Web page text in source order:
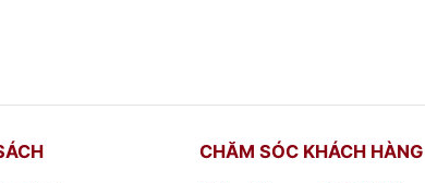
sứ trung 18 cm - Daisy Ly's - Trắng Ngà
CHĂM SÓC KHÁCH HÀNG